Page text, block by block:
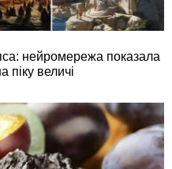
нейромережа показала
піку величі